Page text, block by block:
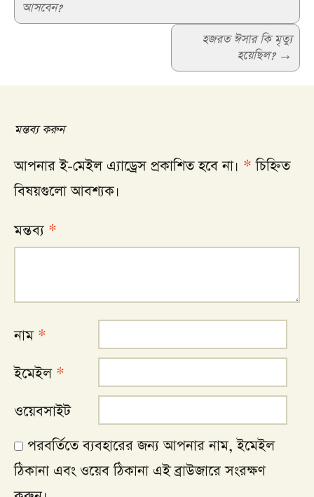
navigation
আসবেন?
হজরত ঈসার কি মৃত্যু
হয়েছিল? →
মন্তব্য করুন
আপনার ই-মেইল এ্যাড্রেস প্রকাশিত হবে না। * চিহ্নিত
বিষয়গুলো আবশ্যক।
মন্তব্য *
নাম *
ইমেইল *
ওয়েবসাইট
পরবর্তিতে ব্যবহারের জন্য আপনার নাম, ইমেইল
ঠিকানা এবং ওয়েব ঠিকানা এই ব্রাউজারে সংরক্ষণ